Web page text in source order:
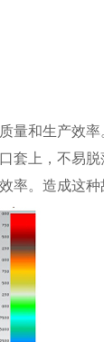
量和生产效
套上，不易
率。造成这种